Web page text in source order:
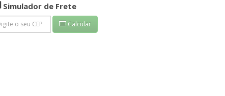
Simulador de Frete
Calcular